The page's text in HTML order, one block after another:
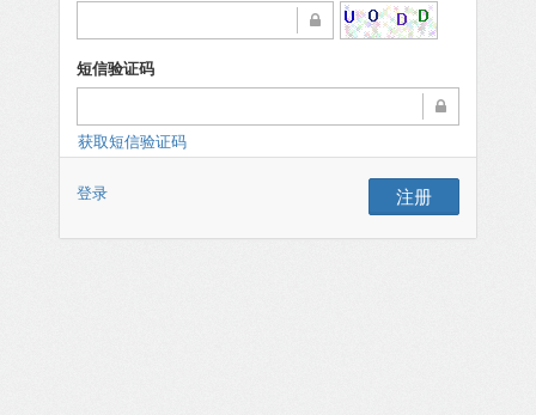
短信验证码
获取短信验证码
登录 注册